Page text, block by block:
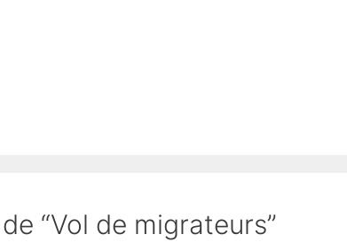
“Vol de migrateurs”